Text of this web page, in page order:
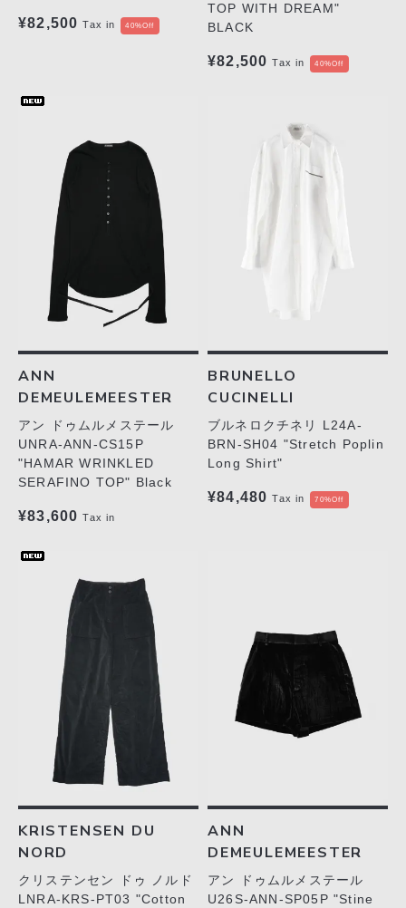
¥82,500 Tax in 40%Off
TOP WITH DREAM"
BLACK
¥82,500 Tax in 40%Off
ANN
DEMEULEMEESTER
アン ドゥムルメステール
UNRA-ANN-CS15P
"HAMAR WRINKLED
SERAFINO TOP" Black
¥83,600 Tax in
BRUNELLO
CUCINELLI
ブルネロクチネリ L24A-
BRN-SH04 "Stretch Poplin
Long Shirt"
¥84,480 Tax in 70%Off
KRISTENSEN DU
NORD
クリステンセン ドゥ ノルド
LNRA-KRS-PT03 "Cotton
ANN
DEMEULEMEESTER
アン ドゥムルメステール
U26S-ANN-SP05P "Stine